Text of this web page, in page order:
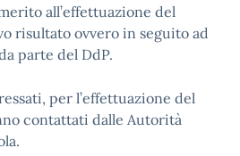
all’effettuazione del
risultato ovvero in seguito ad
parte del DdP.
per l’effettuazione del
contattati dalle Autorità